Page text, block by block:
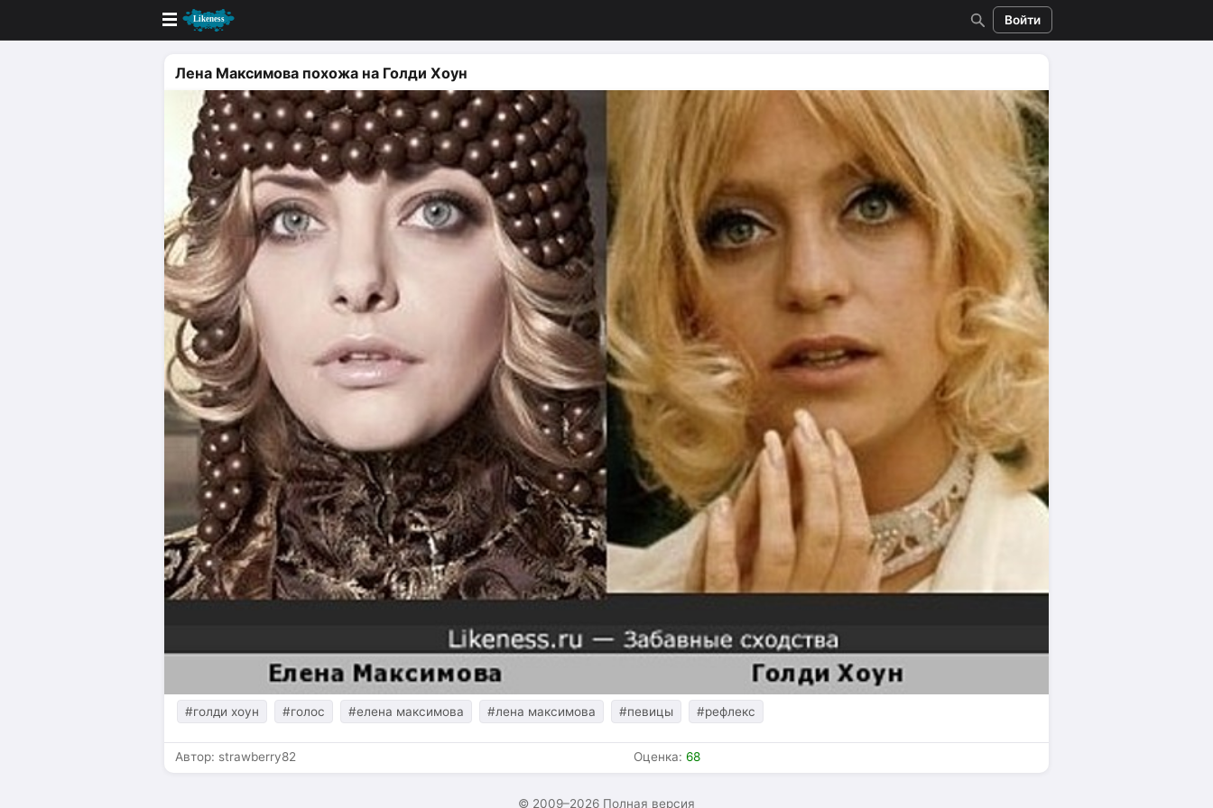
Войти
Новые
Лучшие
Голосование
Кандидаты
Случайное сходство 👍
Создать сходство
Для публикации необходима авторизация
Поиск
Лена Максимова похожа на Голди Хоун
#голди хоун #голос #елена максимова #лена максимова #певицы #рефлекс
Автор: strawberry82 Оценка: 68
© 2009–2026 Полная версия